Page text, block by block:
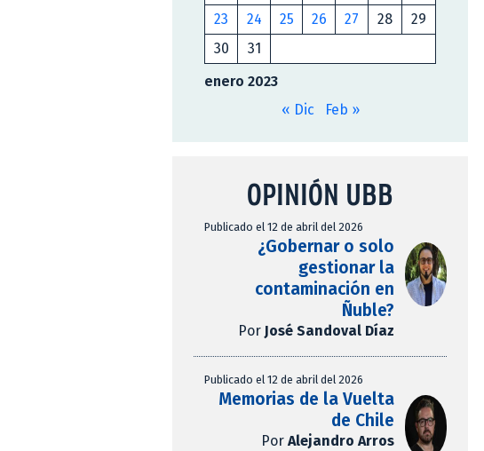
enero 2023
23
24 25 26 27 28
29
30
31
« Dic Feb »
OPINIÓN UBB
Publicado el 12 de abril del 2026
¿Gobernar o solo
gestionar la
contaminación en
Ñuble?
Por José Sandoval Díaz
Publicado el 12 de abril del 2026
Memorias de la Vuelta
de Chile
Por Alejandro Arros